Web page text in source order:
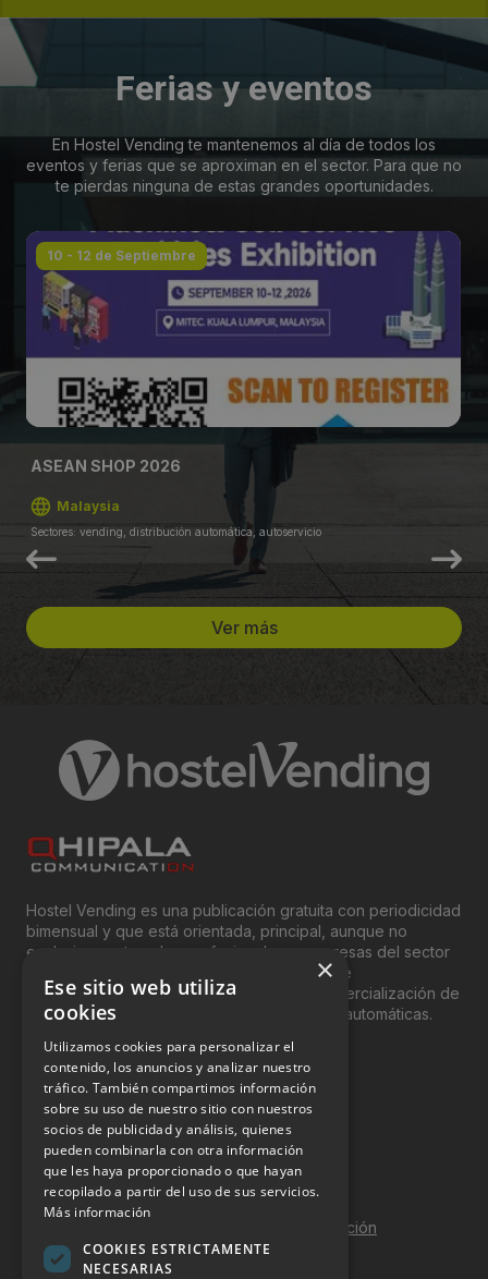
Ferias y eventos
En Hostel Vending te mantenemos al día de todos los
eventos y ferias que se aproximan en el sector. Para que no
te pierdas ninguna de estas grandes oportunidades.
10 - 12 de Septiembre
ASEAN SHOP 2026
Malaysia
Sectores: vending, distribución automática, autoservicio
Ver más
Hostel Vending es una publicación gratuita con periodicidad
bimensual y que está orientada, principal, aunque no
exclusivamente, a los profesionales y empresas del sector
del “Vending”; nombre con el que se conoce
genéricamente entre profesionales a la comercialización de
productos y servicios a través de máquinas automáticas.
INFORMACIÓN LEGAL
Aviso Legal
Política de Privacidad
Política de Cookies
Política de calidad y seguridad de la información
Contacto
×
Ese sitio web utiliza
cookies
Utilizamos cookies para personalizar el
contenido, los anuncios y analizar nuestro
tráfico. También compartimos información
sobre su uso de nuestro sitio con nuestros
socios de publicidad y análisis, quienes
pueden combinarla con otra información
que les haya proporcionado o que hayan
recopilado a partir del uso de sus servicios.
Más información
COOKIES ESTRICTAMENTE
NECESARIAS